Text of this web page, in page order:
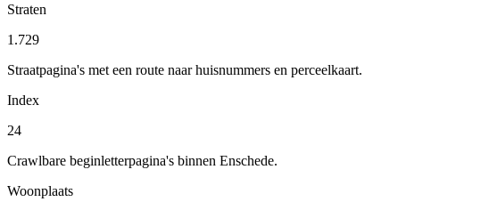
Straten
1.729
Straatpagina's met een route naar huisnummers en perceelkaart.
Index
24
Crawlbare beginletterpagina's binnen Enschede.
Woonplaats